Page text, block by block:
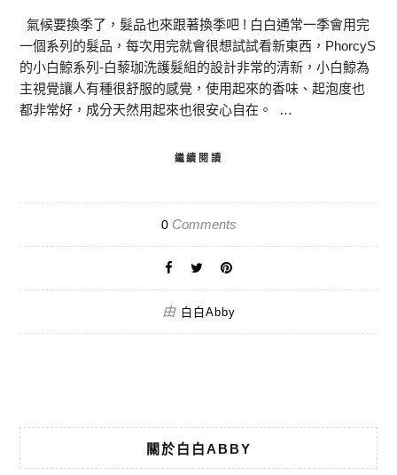
氣候要換季了，髮品也來跟著換季吧 ! 白白通常一季會用完
一個系列的髮品，每次用完就會很想試試看新東西，PhorcyS
的小白鯨系列-白藜珈洗護髮組的設計非常的清新，小白鯨為
主視覺讓人有種很舒服的感覺，使用起來的香味、起泡度也
都非常好，成分天然用起來也很安心自在。 …
繼續閱讀
0Comments
由 白白Abby
關於白白ABBY